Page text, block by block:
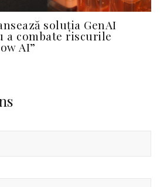
soluția GenAI
a combate riscurile
AI”